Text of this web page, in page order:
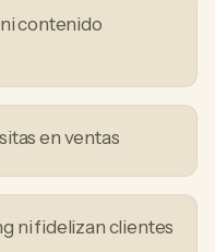
contenido
en ventas
ni fidelizan clientes